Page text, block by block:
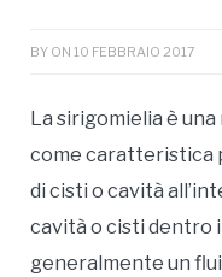
BY ON 10 FEBBRAIO 2017
La sirigomielia è
come caratteristica
di cisti o cavità
cavità o cisti dentro
generalmente un